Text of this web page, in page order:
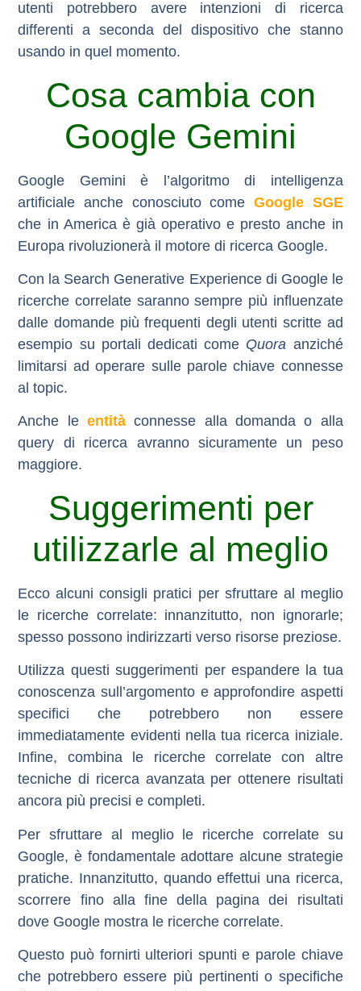
utenti potrebbero avere intenzioni di ricerca
differenti a seconda del dispositivo che stanno
usando in quel momento.
Cosa cambia con
Google Gemini
Google Gemini è l’algoritmo di intelligenza
artificiale anche conosciuto come Google SGE
che in America è già operativo e presto anche in
Europa rivoluzionerà il motore di ricerca Google.
Con la Search Generative Experience di Google le
ricerche correlate saranno sempre più influenzate
dalle domande più frequenti degli utenti scritte ad
esempio su portali dedicati come Quora anziché
limitarsi ad operare sulle parole chiave connesse
al topic.
Anche leentità connesse alla domanda o alla
query di ricerca avranno sicuramente un peso
maggiore.
Suggerimenti per
utilizzarle al meglio
Ecco alcuni consigli pratici per sfruttare al meglio
le ricerche correlate: innanzitutto, non ignorarle;
spesso possono indirizzarti verso risorse preziose.
Utilizza questi suggerimenti per espandere la tua
conoscenza sull’argomento e approfondire aspetti
specifici che potrebbero non essere
immediatamente evidenti nella tua ricerca iniziale.
Infine, combina le ricerche correlate con altre
tecniche di ricerca avanzata per ottenere risultati
ancora più precisi e completi.
Per sfruttare al meglio le ricerche correlate su
Google, è fondamentale adottare alcune strategie
pratiche. Innanzitutto, quando effettui una ricerca,
scorrere fino alla fine della pagina dei risultati
dove Google mostra le ricerche correlate.
Questo può fornirti ulteriori spunti e parole chiave
che potrebbero essere più pertinenti o specifiche